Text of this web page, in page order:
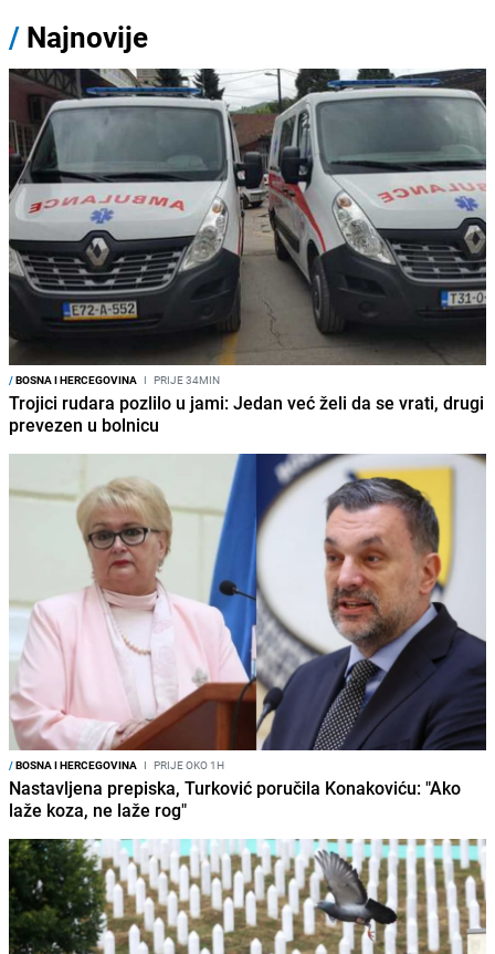
/ Najnovije
/BOSNA I HERCEGOVINA I PRIJE 34MIN
Trojici rudara pozlilo u jami: Jedan već želi da se vrati, drugi
prevezen u bolnicu
/BOSNA I HERCEGOVINA I PRIJE OKO 1H
Nastavljena prepiska, Turković poručila Konakoviću: "Ako
laže koza, ne laže rog"